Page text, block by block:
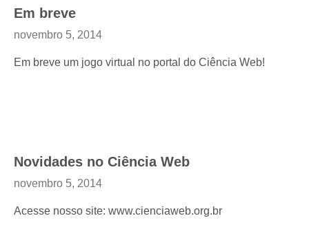
Em breve
novembro 5, 2014
Em breve um jogo virtual no portal do Ciência Web!
Novidades no Ciência Web
novembro 5, 2014
Acesse nosso site: www.cienciaweb.org.br